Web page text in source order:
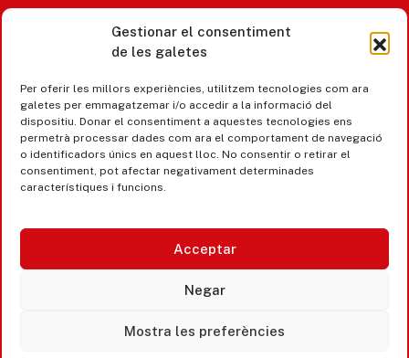
Gestionar el consentiment
de les galetes
Per oferir les millors experiències, utilitzem tecnologies com ara
galetes per emmagatzemar i/o accedir a la informació del
dispositiu. Donar el consentiment a aquestes tecnologies ens
permetrà processar dades com ara el comportament de navegació
o identificadors únics en aquest lloc. No consentir o retirar el
consentiment, pot afectar negativament determinades
característiques i funcions.
Acceptar
Negar
Mostra les preferències
Castell d’Aro · Platja d’Aro · S’Agaró
365 www.platjadaro
Accesibilitat